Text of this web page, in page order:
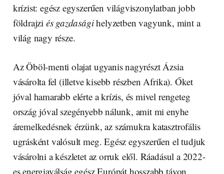
krízist: egész egyszerűen világviszonylatban jobb
földrajzi és gazdaságihelyzetben vagyunk, mint a
világ nagy része.
Az Öböl-menti olajat ugyanis nagyrészt Ázsia
vásárolta fel (illetve kisebb részben Afrika). Őket
jóval hamarabb elérte a krízis, és mivel rengeteg
ország jóval szegényebb nálunk, amit mi enyhe
áremelkedésnek érzünk, az számukra katasztrofális
ugrásként valósult meg. Egész egyszerűen el tudjuk
vásárolni a készletet az orruk elől. Ráadásul a 2022-
es energiaválság egész Európát hosszabb távon